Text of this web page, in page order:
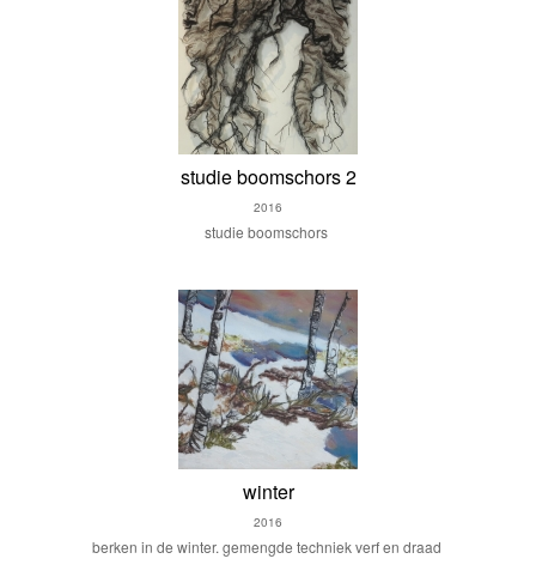
studie boomschors 2
2016
studie boomschors
winter
2016
berken in de winter. gemengde techniek verf en draad